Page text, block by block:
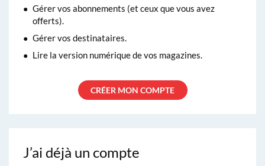
J’ai déjà un compte
Gérer vos abonnements (et ceux que vous avez
offerts).
Gérer vos destinataires.
Lire la version numérique de vos magazines.
CRÉER MON COMPTE